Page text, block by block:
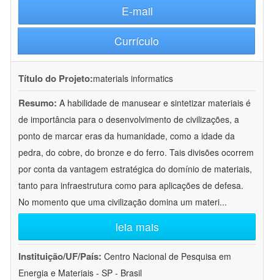
E-mail
Currículo
Título do Projeto:materials informatics
Resumo: A habilidade de manusear e sintetizar materiais é
de importância para o desenvolvimento de civilizações, a
ponto de marcar eras da humanidade, como a idade da
pedra, do cobre, do bronze e do ferro. Tais divisões ocorrem
por conta da vantagem estratégica do domínio de materiais,
tanto para infraestrutura como para aplicações de defesa.
No momento que uma civilização domina um materi...
leia mais
Instituição/UF/País: Centro Nacional de Pesquisa em
Energia e Materiais - SP - Brasil